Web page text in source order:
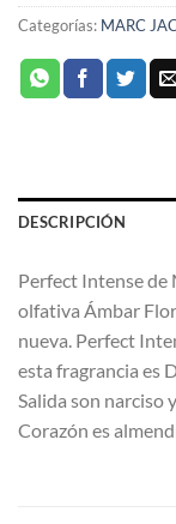
Categorías: MARC
DESCRIPCIÓN
Perfect Intense de
olfativa Ámbar
nueva. Perfect
esta fragrancia es
Salida son narciso
Corazón es